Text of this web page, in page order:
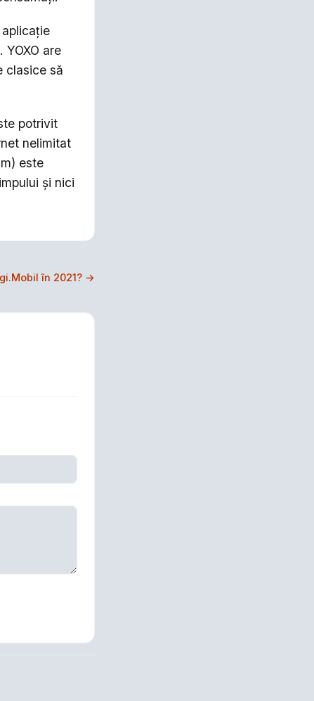
are
clasice să
potrivit
nelimitat
este
și nici
în 2021? →